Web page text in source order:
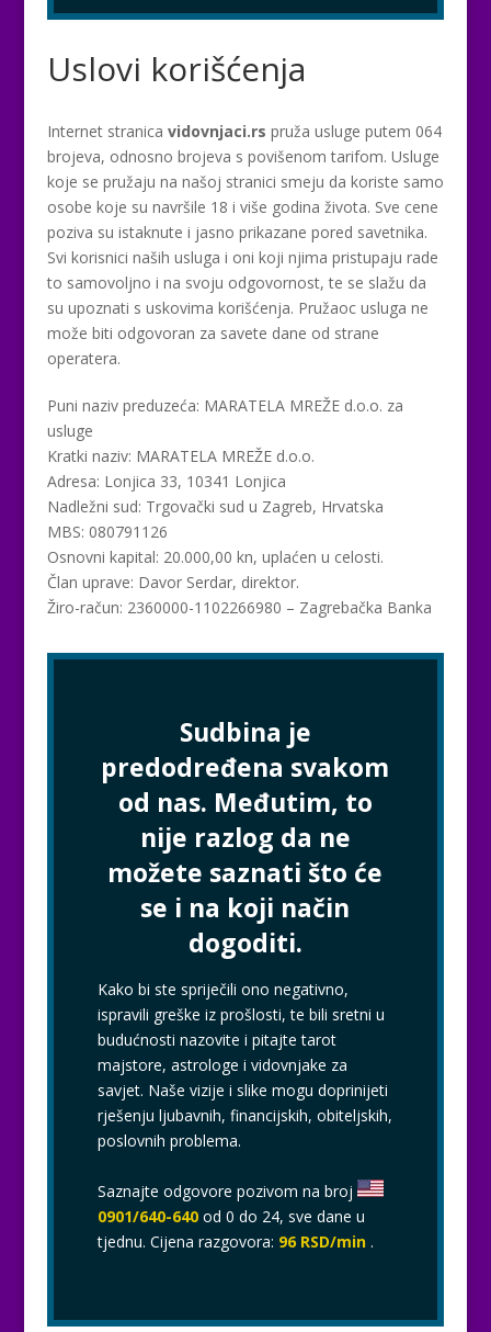
Uslovi korišćenja
Internet stranica vidovnjaci.rs pruža usluge putem 064
brojeva, odnosno brojeva s povišenom tarifom. Usluge
koje se pružaju na našoj stranici smeju da koriste samo
osobe koje su navršile 18 i više godina života. Sve cene
poziva su istaknute i jasno prikazane pored savetnika.
Svi korisnici naših usluga i oni koji njima pristupaju rade
to samovoljno i na svoju odgovornost, te se slažu da
su upoznati s uskovima korišćenja. Pružaoc usluga ne
može biti odgovoran za savete dane od strane
operatera.
Puni naziv preduzeća: MARATELA MREŽE d.o.o. za
usluge
Kratki naziv: MARATELA MREŽE d.o.o.
Adresa: Lonjica 33, 10341 Lonjica
Nadležni sud: Trgovački sud u Zagreb, Hrvatska
MBS: 080791126
Osnovni kapital: 20.000,00 kn, uplaćen u celosti.
Član uprave: Davor Serdar, direktor.
Žiro-račun: 2360000-1102266980 – Zagrebačka Banka
Sudbina je
predodređena svakom
od nas. Međutim, to
nije razlog da ne
možete saznati što će
se i na koji način
dogoditi.
Kako bi ste spriječili ono negativno,
ispravili greške iz prošlosti, te bili sretni u
budućnosti nazovite i pitajte tarot
majstore, astrologe i vidovnjake za
savjet. Naše vizije i slike mogu doprinijeti
rješenju ljubavnih, financijskih, obiteljskih,
poslovnih problema.
Saznajte odgovore pozivom na broj
0901/640-640 od 0 do 24, sve dane u
tjednu. Cijena razgovora: 96 RSD/min .